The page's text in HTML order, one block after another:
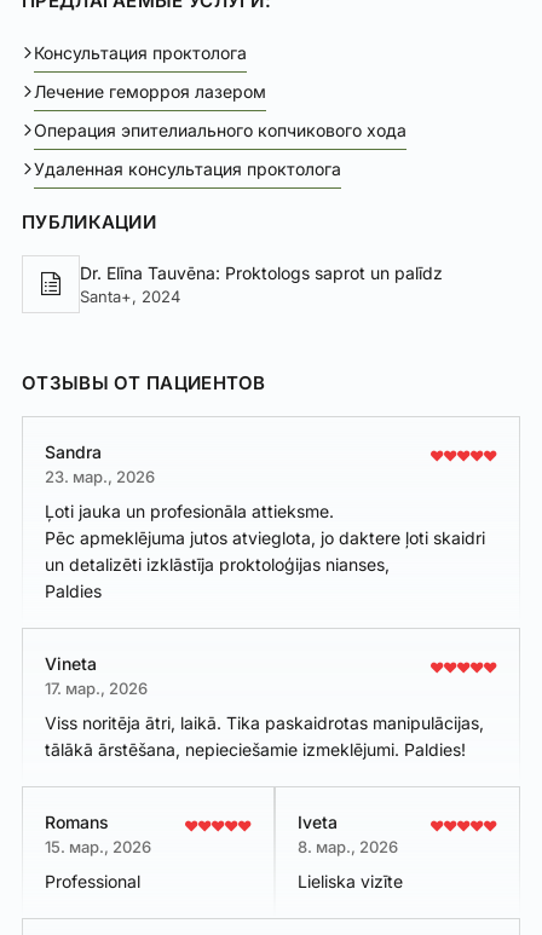
Консультация проктолога
Лечение геморроя лазером
Операция эпителиального копчикового хода
Удаленная консультация проктолога
ПУБЛИКАЦИИ
Dr. Elīna Tauvēna: Proktologs saprot un palīdz
Santa+, 2024
ОТЗЫВЫ ОТ ПАЦИЕНТОВ
Sandra
23. мар., 2026
Ļoti jauka un profesionāla attieksme.
Pēc apmeklējuma jutos atvieglota, jo daktere ļoti skaidri
un detalizēti izklāstīja proktoloģijas nianses,
Paldies
Vineta
17. мар., 2026
Viss noritēja ātri, laikā. Tika paskaidrotas manipulācijas,
tālākā ārstēšana, nepieciešamie izmeklējumi. Paldies!
Romans
15. мар., 2026
Professional
Iveta
8. мар., 2026
Lieliska vizīte